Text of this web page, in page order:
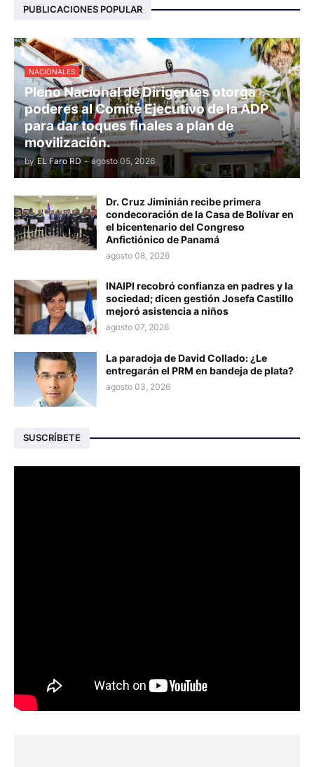
PUBLICACIONES POPULAR
NACIONALES
Pleno Nacional de Dirigentes otorga
poderes al Comité Ejecutivo de la ADP
para dar toques finales a plan de
movilización.
by EL Faro RD - agosto 05, 2026
Dr. Cruz Jiminián recibe primera
condecoración de la Casa de Bolívar en
el bicentenario del Congreso
Anfictiónico de Panamá
agosto 08, 2026
INAIPI recobró confianza en padres y la
sociedad; dicen gestión Josefa Castillo
mejoró asistencia a niños
agosto 07, 2026
La paradoja de David Collado: ¿Le
entregarán el PRM en bandeja de plata?
agosto 03, 2026
SUSCRÍBETE